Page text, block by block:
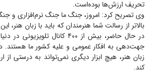
تحریف ارزش‌ها بوده‌است.
وی تصریح کرد: امروز، جنگ ما جنگ نرم‌افزاری و
بالاتر از رسالت شما هنرمندان که باید با زبان هنر،
در حال حاضر، بیش از ۴۰۰ کانال
جهت‌دهی به افکار عمومی و علیه کشور ما هستند.
زبان هنر، هیچ ابزار دیگری نمی‌تواند به درستی
کند.